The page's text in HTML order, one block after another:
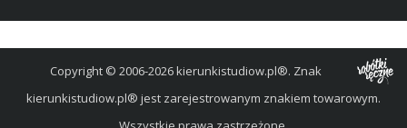
Copyright © 2006-2026 kierunkistudiow.pl®. Znak
kierunkistudiow.pl® jest zarejestrowanym znakiem towarowym.